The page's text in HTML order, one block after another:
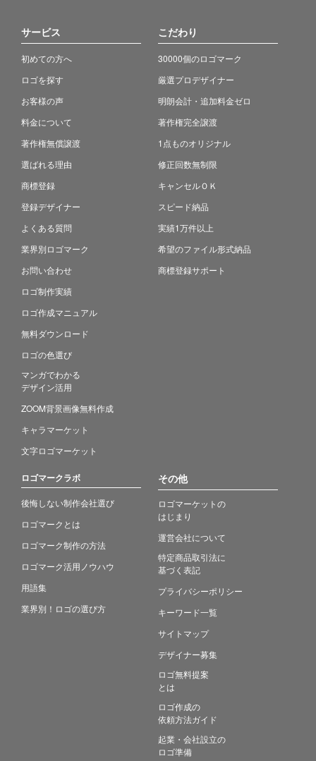
サービス
初めての方へ
ロゴを探す
お客様の声
料金について
著作権無償譲渡
選ばれる理由
商標登録
登録デザイナー
よくある質問
業界別ロゴマーク
お問い合わせ
ロゴ制作実績
ロゴ作成マニュアル
無料ダウンロード
ロゴの色選び
マンガでわかる
デザイン活用
ZOOM背景画像無料作成
キャラマーケット
文字ロゴマーケット
こだわり
30000個のロゴマーク
厳選プロデザイナー
明朗会計・追加料金ゼロ
著作権完全譲渡
1点ものオリジナル
修正回数無制限
キャンセルＯＫ
スピード納品
実績1万件以上
希望のファイル形式納品
商標登録サポート
ロゴマークラボ
後悔しない制作会社選び
ロゴマークとは
ロゴマーク制作の方法
ロゴマーク活用ノウハウ
用語集
業界別！ロゴの選び方
その他
ロゴマーケットの
はじまり
運営会社について
特定商品取引法に
基づく表記
プライバシーポリシー
キーワード一覧
サイトマップ
デザイナー募集
ロゴ無料提案
とは
ロゴ作成の
依頼方法ガイド
起業・会社設立の
ロゴ準備